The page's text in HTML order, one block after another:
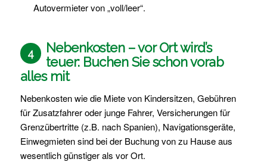
Autovermieter von „voll/leer“.
4
Nebenkosten – vor Ort wird’s
teuer: Buchen Sie schon vorab
alles mit
Nebenkosten wie die Miete von Kindersitzen, Gebühren
für Zusatzfahrer oder junge Fahrer, Versicherungen für
Grenzübertritte (z.B. nach Spanien), Navigationsgeräte,
Einwegmieten sind bei der Buchung von zu Hause aus
wesentlich günstiger als vor Ort.